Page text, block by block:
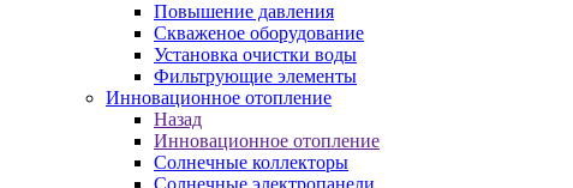
Повышение давления
Скваженое оборудование
Установка очистки воды
Фильтрующие элементы
Инновационное отопление
Назад
Инновационное отопление
Солнечные коллекторы
Солнечные электропанели